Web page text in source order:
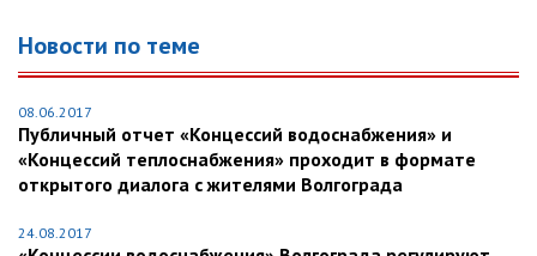
Новости по теме
08.06.2017
Публичный отчет «Концессий водоснабжения» и
«Концессий теплоснабжения» проходит в формате
открытого диалога с жителями Волгограда
24.08.2017